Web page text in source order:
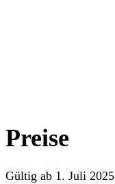
Preise
Gültig ab 1. Juli 2025